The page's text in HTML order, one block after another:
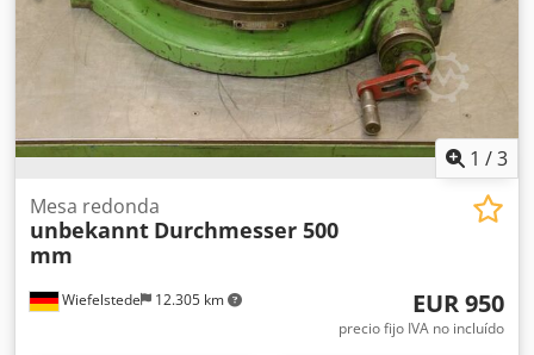
1 /3
Wiefelstede 12.305 km
Mesa redonda
unbekannt Durchmesser 500
mm
EUR 950
precio fijo IVA no incluído